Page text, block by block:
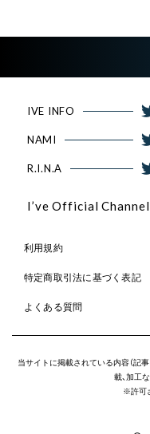
IVE INFO
NAMI
R.I.N.A
I’ve Official Channel
利用規約
特定商取引法に基づく表記
よくある質問
当サイトに掲載されている内容（記事
載、加工
※許可